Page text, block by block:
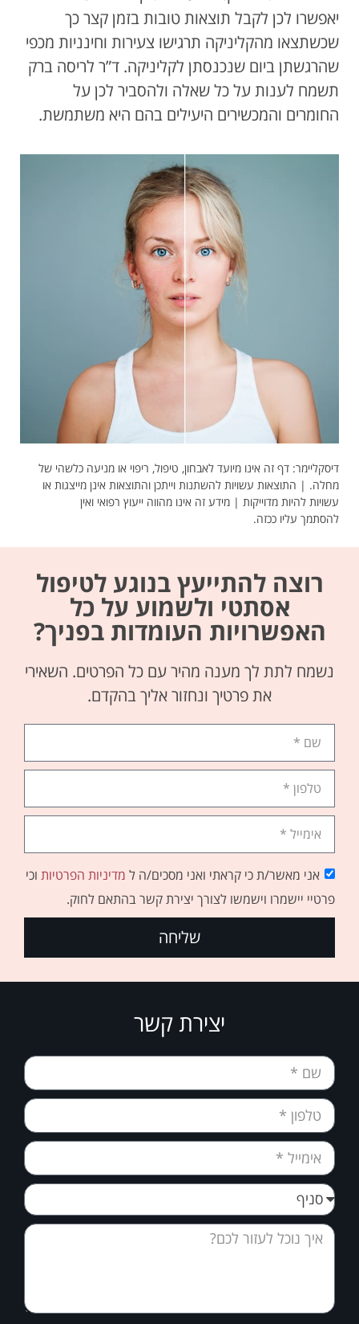
יאפשרו לכן לקבל תוצאות טובות בזמן קצר כך
שכשתצאו מהקליניקה תרגישו צעירות וחינניות מכפי
שהרגשתן ביום שנכנסתן לקליניקה. ד”ר לריסה ברק
תשמח לענות על כל שאלה ולהסביר לכן על
החומרים והמכשירים היעילים בהם היא משתמשת.
דיסקליימר: דף זה אינו מיועד לאבחון, טיפול, ריפוי או מניעה כלשהי של
מחלה. | התוצאות עשויות להשתנות וייתכן והתוצאות אינן מייצגות או
עשויות להיות מדוייקות | מידע זה אינו מהווה ייעוץ רפואי ואין
להסתמך עליו ככזה.
רוצה להתייעץ בנוגע לטיפול
אסתטי ולשמוע על כל
האפשרויות העומדות בפניך?
נשמח לתת לך מענה מהיר עם כל הפרטים. השאירי
את פרטיך ונחזור אליך בהקדם.
אני מאשר/ת כי קראתי ואני מסכים/ה ל מדיניות הפרטיות וכי
פרטיי יישמרו וישמשו לצורך יצירת קשר בהתאם לחוק.
שליחה
יצירת קשר